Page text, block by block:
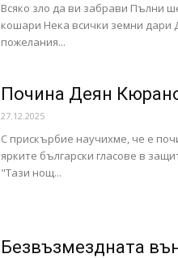
Всяко зло да ви забрави Пълни
кошари Нека всички земни дари
пожелания...
Почина Деян
27.12.2025
С прискърбие научихме, че е
ярките български гласове в
"Тази нощ...
Безвъзмездната